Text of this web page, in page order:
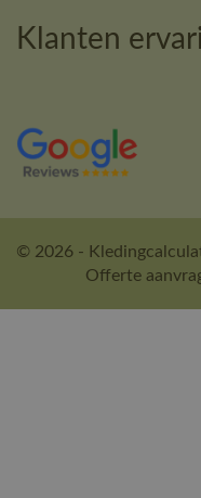
Klanten
© 2026 -
Offerte